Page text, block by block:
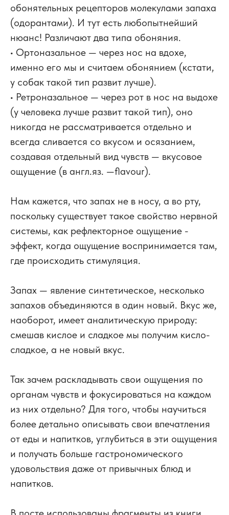
обонятельных рецепторов молекулами запаха
(одорантами). И тут есть любопытнейший
нюанс! Различают два типа обоняния.
• Ортоназальное — через нос на вдохе,
именно его мы и считаем обонянием (кстати,
у собак такой тип развит лучше).
• Ретроназальное — через рот в нос на выдохе
(у человека лучше развит такой тип), оно
никогда не рассматривается отдельно и
всегда сливается со вкусом и осязанием,
создавая отдельный вид чувств — вкусовое
ощущение (в англ.яз. —flavour).
Нам кажется, что запах не в носу, а во рту,
поскольку существует такое свойство нервной
системы, как рефлекторное ощущение -
эффект, когда ощущение воспринимается там,
где происходить стимуляция.
Запах — явление синтетическое, несколько
запахов объединяются в один новый. Вкус же,
наоборот, имеет аналитическую природу:
смешав кислое и сладкое мы получим кисло-
сладкое, а не новый вкус.
Так зачем раскладывать свои ощущения по
органам чувств и фокусироваться на каждом
из них отдельно? Для того, чтобы научиться
более детально описывать свои впечатления
от еды и напитков, углубиться в эти ощущения
и получать больше гастрономического
удовольствия даже от привычных блюд и
напитков.